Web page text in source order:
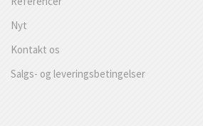
Nyt
Kontakt os
Salgs- og leveringsbetingelser